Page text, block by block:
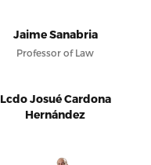
Jaime Sanabria
Professor of Law
Lcdo Josué Cardona
Hernández